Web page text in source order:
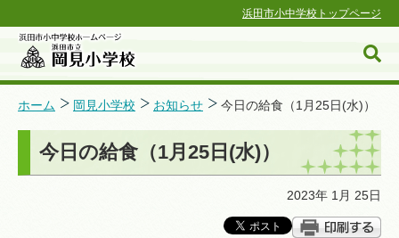
浜田市小中学校トップページ
浜田市小中学校ホームページ
ホーム 岡見小学校 お知らせ 今日の給食（1月25日(水)）
今日の給食（1月25日(水)）
2023年 1月 25日